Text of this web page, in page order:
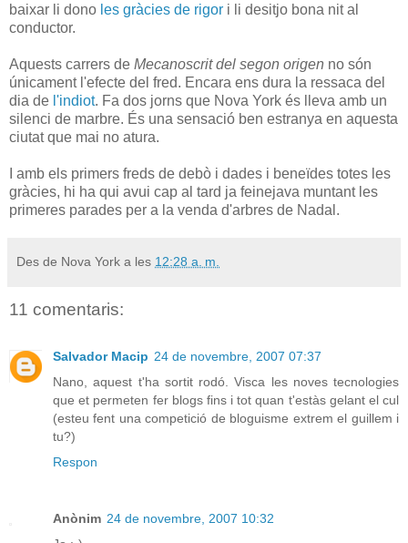
baixar li dono les gràcies de rigor i li desitjo bona nit al
conductor.
Aquests carrers de Mecanoscrit del segon origen no són
únicament l'efecte del fred. Encara ens dura la ressaca del
dia de l'indiot. Fa dos jorns que Nova York és lleva amb un
silenci de marbre. És una sensació ben estranya en aquesta
ciutat que mai no atura.
I amb els primers freds de debò i dades i beneïdes totes les
gràcies, hi ha qui avui cap al tard ja feinejava muntant les
primeres parades per a la venda d'arbres de Nadal.
Des de Nova York a les 12:28 a. m.
11 comentaris:
Salvador Macip 24 de novembre, 2007 07:37
Nano, aquest t'ha sortit rodó. Visca les noves tecnologies
que et permeten fer blogs fins i tot quan t'estàs gelant el cul
(esteu fent una competició de bloguisme extrem el guillem i
tu?)
Respon
Anònim 24 de novembre, 2007 10:32